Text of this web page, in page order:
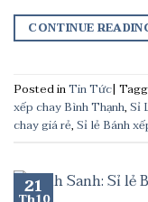
CONTINUE
Posted inTin Tức|
xếp chay Bình Thạnh,Sỉ
chay giá rẻ,Sỉ lẻ Bánh
21